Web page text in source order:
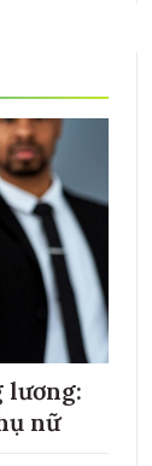
lương:
nữ